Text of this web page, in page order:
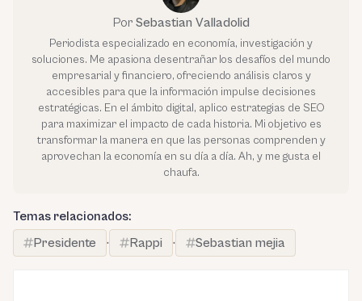
Por Sebastian Valladolid
Periodista especializado en economía, investigación y
soluciones. Me apasiona desentrañar los desafíos del mundo
empresarial y financiero, ofreciendo análisis claros y
accesibles para que la información impulse decisiones
estratégicas. En el ámbito digital, aplico estrategias de SEO
para maximizar el impacto de cada historia. Mi objetivo es
transformar la manera en que las personas comprenden y
aprovechan la economía en su día a día. Ah, y me gusta el
chaufa.
Temas relacionados:
Presidente
· Rappi · Sebastian mejia